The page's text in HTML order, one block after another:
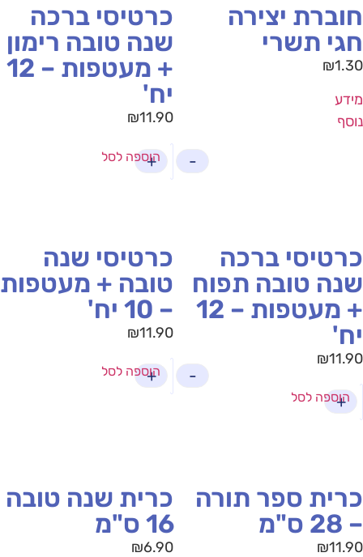
יצירה
תשרי
₪
כרטיסי ברכה
שנה טובה רימון
+ מעטפות – 12
יח'
₪11.90
+
הוספה לסל
ברכה
טובה תפוח
+ מעטפות – 12
₪
+
הוספה לסל
כרטיסי שנה
טובה + מעטפות
– 10 יח'
₪11.90
+
הוספה לסל
ספר תורה
₪
כרית שנה טובה
16 ס"מ
₪6.90